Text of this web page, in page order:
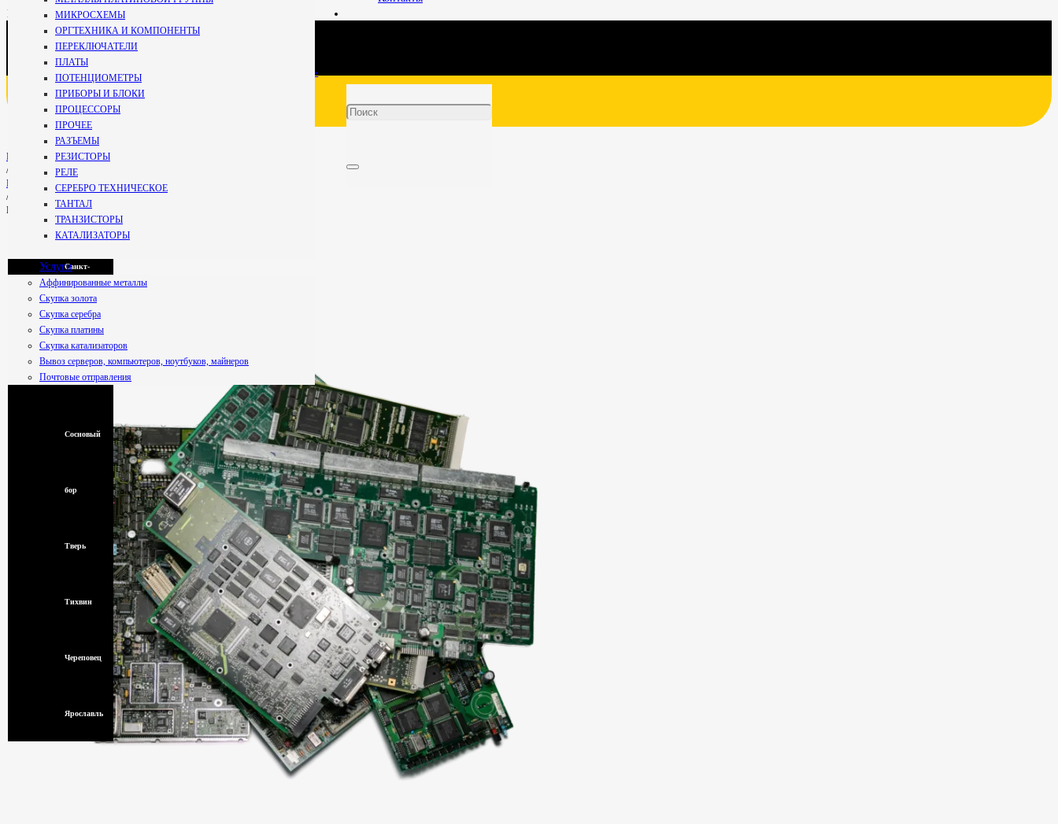
Кириши
Мурманск
Петрозаводск
Псков
Санкт-
Петербург
Смоленск
Сосновый
бор
Тверь
Тихвин
Череповец
Ярославль
+7 800 234-99-
МИКРОСХЕМЫ
ОРГТЕХНИКА И КОМПОНЕНТЫ
ПЕРЕКЛЮЧАТЕЛИ
ПЛАТЫ
ПОТЕНЦИОМЕТРЫ
ПРИБОРЫ И БЛОКИ
ПРОЦЕССОРЫ
ПРОЧЕЕ
РАЗЪЕМЫ
РЕЗИСТОРЫ
РЕЛЕ
СЕРЕБРО ТЕХНИЧЕСКОЕ
ТАНТАЛ
ТРАНЗИСТОРЫ
КАТАЛИЗАТОРЫ
Услуги
Аффинированные металлы
Скупка золота
Скупка серебра
Скупка платины
Скупка катализаторов
Вывоз серверов, компьютеров, ноутбуков, майнеров
Почтовые отправления
Главная
/
ПЛАТЫ
/
Платы периферии 1+